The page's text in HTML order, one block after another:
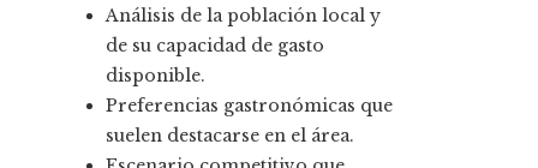
Análisis de la población local y
de su capacidad de gasto
disponible.
Preferencias gastronómicas que
suelen destacarse en el área.